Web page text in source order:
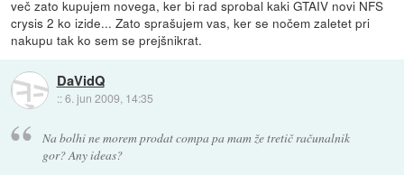
več zato kupujem novega, ker bi rad sprobal kaki GTAIV novi NFS
crysis 2 ko izide... Zato sprašujem vas, ker se nočem zaletet pri
nakupu tak ko sem se prejšnikrat.
DaVidQ
::6. jun 2009, 14:35
Na bolhi ne morem prodat compa pa mam že tretič računalnik
gor? Any ideas?